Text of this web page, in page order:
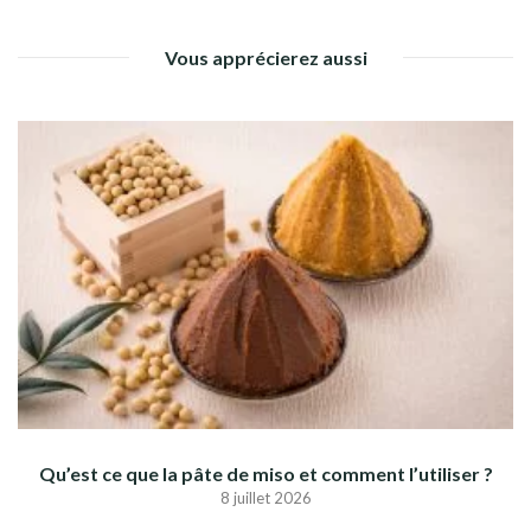
Vous apprécierez aussi
Qu’est ce que la pâte de miso et comment l’utiliser ?
8 juillet 2026